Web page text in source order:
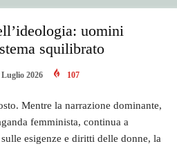
uomini
squilibrato
Luglio 2026 107
Mentre la narrazione dominante,
femminista, continua a
esigenze e diritti delle donne, la